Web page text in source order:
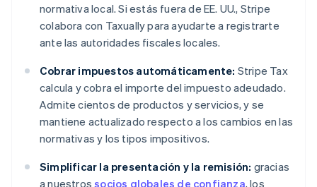
normativa local. Si estás fuera de EE. UU., Stripe
colabora con Taxually para ayudarte a registrarte
ante las autoridades fiscales locales.
Cobrar impuestos automáticamente: Stripe Tax
calcula y cobra el importe del impuesto adeudado.
Admite cientos de productos y servicios, y se
mantiene actualizado respecto a los cambios en las
normativas y los tipos impositivos.
Simplificar la presentación y la remisión: gracias
a nuestrossocios globales de confianza, los
PortuguêsEnglish
Bulgaria
English
EnglishFrançais
China continental
简体中文 English
Chipre
English
Croacia
Dinamarca
English